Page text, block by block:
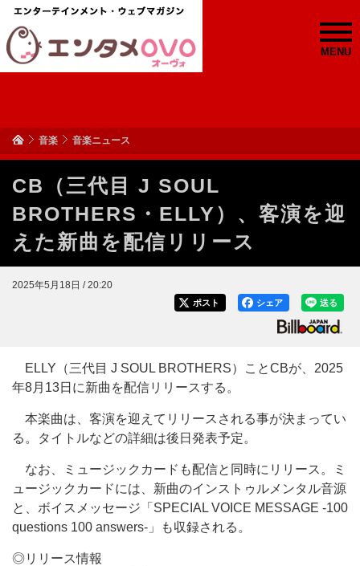
MENU
音楽 音楽ニュース
CB（三代目 J SOUL
BROTHERS・ELLY）、客演を迎
えた新曲を配信リリース
2025年5月18日 / 20:20
送る
シェア
ポスト
ELLY（三代目 J SOUL BROTHERS）ことCBが、2025
年8月13日に新曲を配信リリースする。
本楽曲は、客演を迎えてリリースされる事が決まってい
る。タイトルなどの詳細は後日発表予定。
なお、ミュージックカードも配信と同時にリリース。ミ
ュージックカードには、新曲のインストゥルメンタル音源
と、ボイスメッセージ「SPECIAL VOICE MESSAGE -100
questions 100 answers-」も収録される。
◎リリース情報